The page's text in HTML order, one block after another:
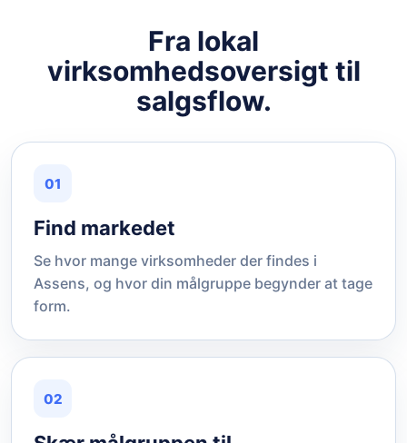
Fra lokal
virksomhedsoversigt til
salgsflow.
01
Find markedet
Se hvor mange virksomheder der findes i
Assens, og hvor din målgruppe begynder at tage
form.
02